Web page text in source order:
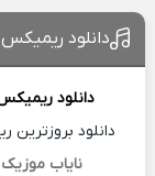
دانلود
دانلود
دانلود
نایاب موزیک